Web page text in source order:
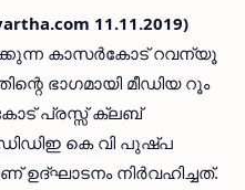
11.11.2019)
കാസര്‍കോട് റവന്യൂ
ഭാഗമായി മീഡിയ റൂം
പ്രസ്സ് ക്ലബ്
കെ വി പുഷ്പ
ഉദ്ഘാടനം നിര്‍വഹിച്ചത്.